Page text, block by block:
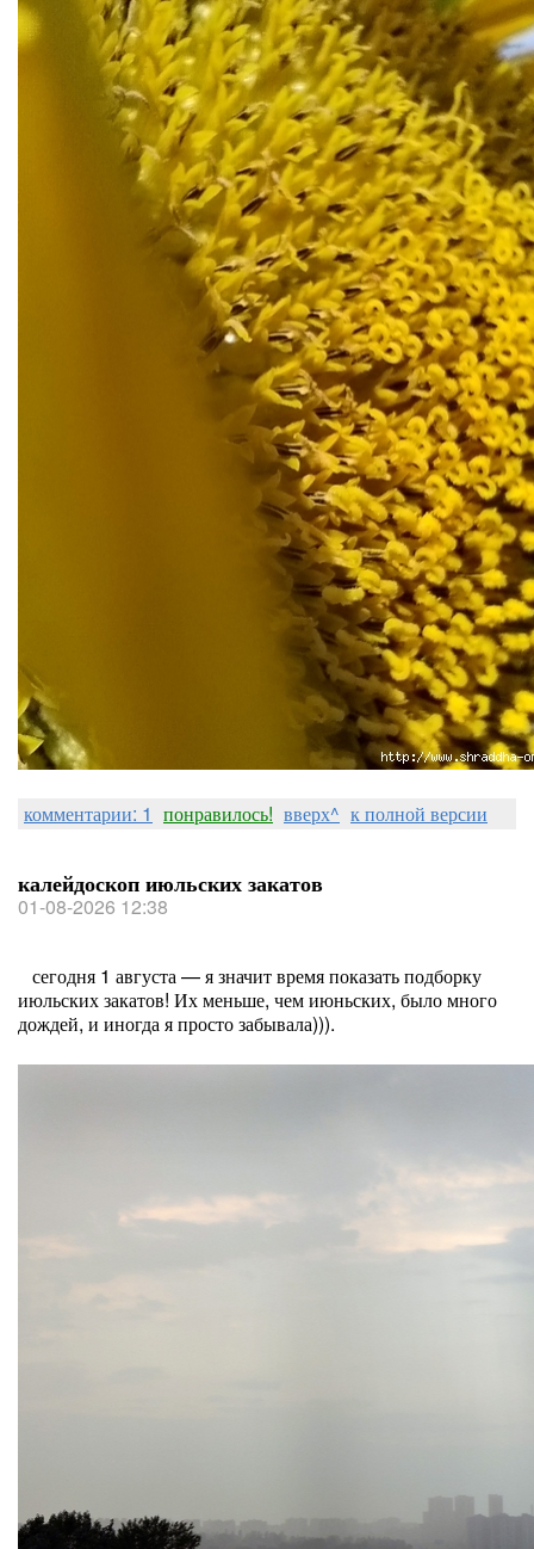
комментарии: 1 понравилось! вверх^ к полной версии
калейдоскоп июльских закатов
01-08-2026 12:38
сегодня 1 августа — я значит время показать подборку
июльских закатов! Их меньше, чем июньских, было много
дождей, и иногда я просто забывала))).